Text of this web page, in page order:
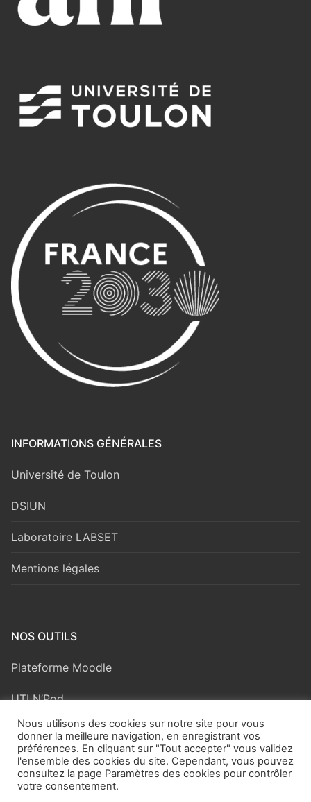
INFORMATIONS GÉNÉRALES
Université de Toulon
DSIUN
Laboratoire LABSET
Mentions légales
NOS OUTILS
Plateforme Moodle
UTLN’Pod
Eportfolio Karuta
Nous utilisons des cookies sur notre site pour vous
donner la meilleure navigation, en enregistrant vos
préférences. En cliquant sur "Tout accepter" vous validez
l'ensemble des cookies du site. Cependant, vous pouvez
consultez la page Paramètres des cookies pour contrôler
votre consentement.